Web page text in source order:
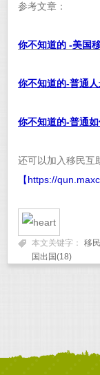
参考文章：
你不知道的 -美国
你不知道的-普通
你不知道的-普通
还可以加入移民互
【https://
本文关键字： 移
国出国(18)